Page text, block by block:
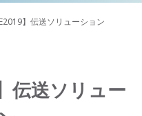
】伝送ソリューション
伝送ソリュー